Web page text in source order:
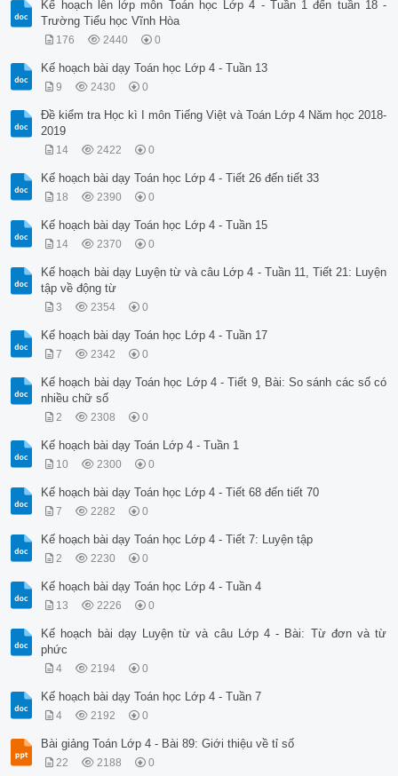
Kế hoạch lên lớp môn Toán học Lớp 4 - Tuần 1 đến tuần 18 -
Trường Tiểu học Vĩnh Hòa
176 2440 0
Kế hoạch bài dạy Toán học Lớp 4 - Tuần 13
9 2430 0
Đề kiểm tra Học kì I môn Tiếng Việt và Toán Lớp 4 Năm học 2018-
2019
14 2422 0
Kế hoạch bài dạy Toán học Lớp 4 - Tiết 26 đến tiết 33
18 2390 0
Kế hoạch bài dạy Toán học Lớp 4 - Tuần 15
14 2370 0
Kế hoạch bài dạy Luyện từ và câu Lớp 4 - Tuần 11, Tiết 21: Luyện
tập về động từ
3 2354 0
Kế hoạch bài dạy Toán học Lớp 4 - Tuần 17
7 2342 0
Kế hoạch bài dạy Toán học Lớp 4 - Tiết 9, Bài: So sánh các số có
nhiều chữ số
2 2308 0
Kế hoạch bài dạy Toán Lớp 4 - Tuần 1
10 2300 0
Kế hoạch bài dạy Toán học Lớp 4 - Tiết 68 đến tiết 70
7 2282 0
Kế hoạch bài dạy Toán học Lớp 4 - Tiết 7: Luyện tập
2 2230 0
Kế hoạch bài dạy Toán học Lớp 4 - Tuần 4
13 2226 0
Kế hoạch bài dạy Luyện từ và câu Lớp 4 - Bài: Từ đơn và từ
phức
4 2194 0
Kế hoạch bài dạy Toán học Lớp 4 - Tuần 7
4 2192 0
Bài giảng Toán Lớp 4 - Bài 89: Giới thiệu về tỉ số
22 2188 0